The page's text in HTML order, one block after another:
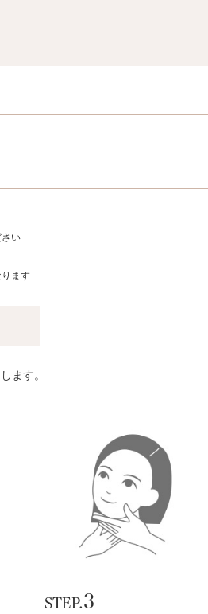
い
ます
ます。
STEP.3